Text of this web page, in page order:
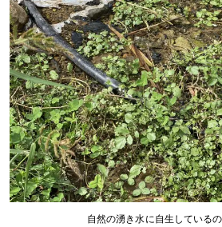
自然の湧き水に自生している